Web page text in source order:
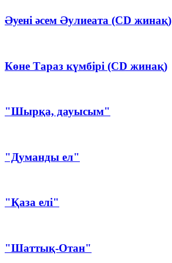
Әуені әсем Әулиеата (CD жинақ)
Көне Тараз күмбірі (CD жинақ)
"Шырқа, дауысым"
"Думанды ел"
"Қаза елі"
"Шаттық-Отан"